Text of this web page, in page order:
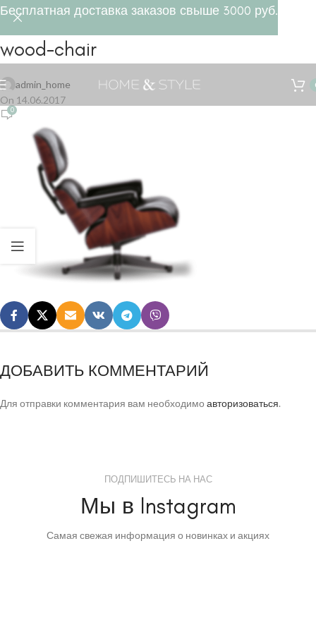
wood-chair
admin_home
On 14.06.2017
0
ДОБАВИТЬ КОММЕНТАРИЙ
Для отправки комментария вам необходимо авторизоваться.
ПОДПИШИТЕСЬ НА НАС
Мы в Instagram
Самая свежая информация о новинках и акциях
Бесплатная доставка заказов свыше 3000 руб.